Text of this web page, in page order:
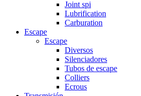
Joint spi
Lubrification
Carburation
Escape
Escape
Diversos
Silenciadores
Tubos de escape
Colliers
Ecrous